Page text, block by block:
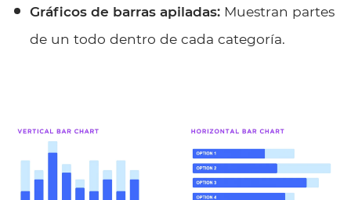
Gráficos de barras apiladas:Muestran partes
de un todo dentro de cada categoría.